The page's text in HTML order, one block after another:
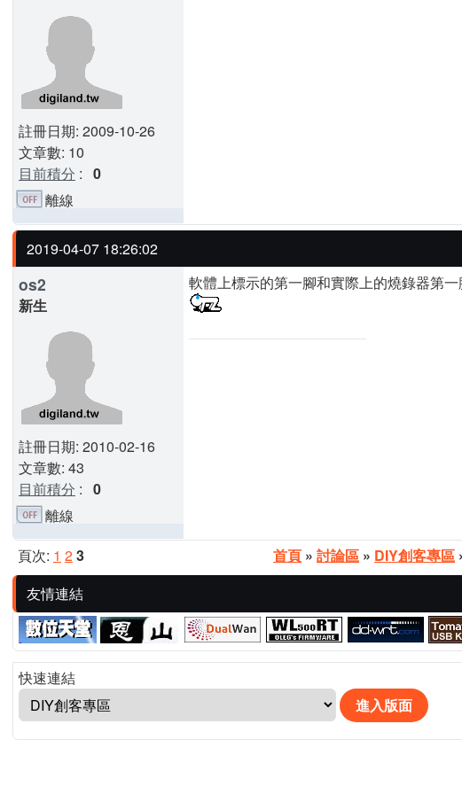
註冊日期: 2009-10-26
文章數: 10
目前積分 : 0
離線
2019-04-07 18:26:02
os2
新生
註冊日期: 2010-02-16
文章數: 43
目前積分 : 0
軟體上標示的第一腳和實際上的燒錄器第
離線
頁次: 1 23 首頁 » 討論區 » DIY創客專區
友情連結
快速連結